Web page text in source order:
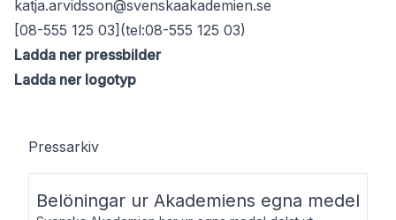
katja.arvidsson@svenskaakademien.se
[08-555 125 03](tel:08-555 125 03)
Ladda ner pressbilder
Ladda ner logotyp
Pressarkiv
Belöningar ur Akademiens egna medel